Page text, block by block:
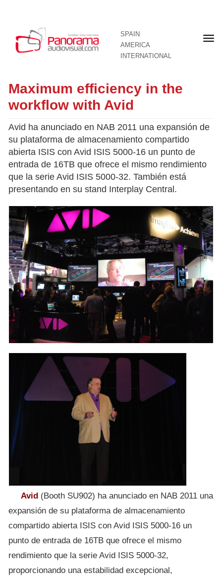
SPAIN
AMERICA
INTERNATIONAL
Maximum efficiency in the
workflow with Avid
Avid ha anunciado en NAB 2011 una expansión de
su plataforma de almacenamiento compartido
abierta ISIS con Avid ISIS 5000-16 un punto de
entrada de 16TB que ofrece el mismo rendimiento
que la serie Avid ISIS 5000-32. También está
presentando en su stand Interplay Central.
Avid (Booth SU902) ha anunciado en NAB 2011 una
expansión de su plataforma de almacenamiento
compartido abierta ISIS con Avid ISIS 5000-16 un
punto de entrada de 16TB que ofrece el mismo
rendimiento que la serie Avid ISIS 5000-32,
proporcionando una estabilidad excepcional,